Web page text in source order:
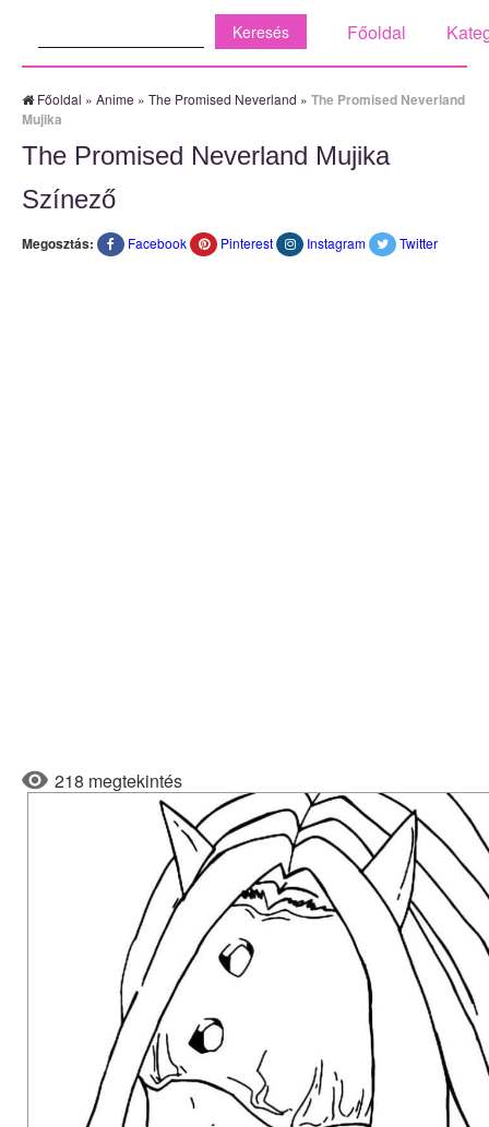
Főoldal
Főoldal » Anime » The Promised Neverland » The Promised Neverland
Mujika
The Promised Neverland Mujika
Színező
Megosztás: Facebook Pinterest Instagram Twitter
218 megtekintés